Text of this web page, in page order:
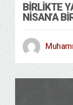
BIRLIKTE
NISAN’A